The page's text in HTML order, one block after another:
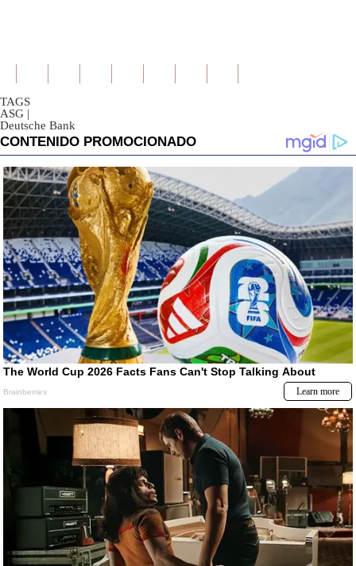
TAGS
ASG |
Deutsche Bank